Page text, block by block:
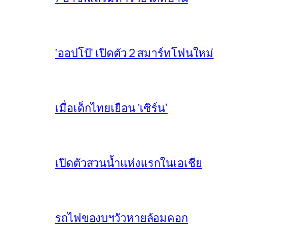
‘ออปโป้’ เปิดตัว 2 สมาร์ทโฟนใหม่
เมื่อเด็กไทยเยือน ‘เซิร์น’
เปิดตัวสวนน้ำแห่งแรกในเอเชีย
รถไฟของบฯวัวหายล้อมคอก